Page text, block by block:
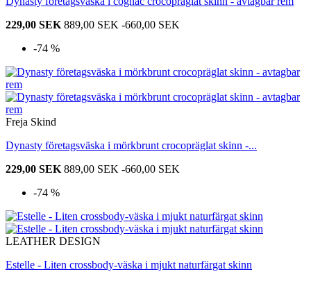
229,00 SEK 889,00 SEK -660,00 SEK
-74 %
Freja Skind
Dynasty företagsväska i mörkbrunt crocopräglat skinn -...
229,00 SEK 889,00 SEK -660,00 SEK
-74 %
LEATHER DESIGN
Estelle - Liten crossbody-väska i mjukt naturfärgat skinn